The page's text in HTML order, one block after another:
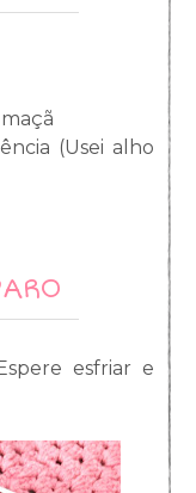
(Usei alho
esfriar e